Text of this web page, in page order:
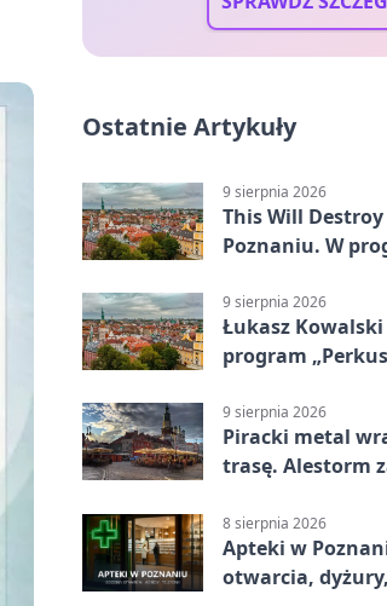
Ostatnie Artykuły
9 sierpnia 2026
This Will
Poznaniu. W
9 sierpnia 2026
Łukasz
program
9 sierpnia 2026
Piracki metal
trasę. Alestorm
8 sierpnia 2026
Apteki w
otwarcia,